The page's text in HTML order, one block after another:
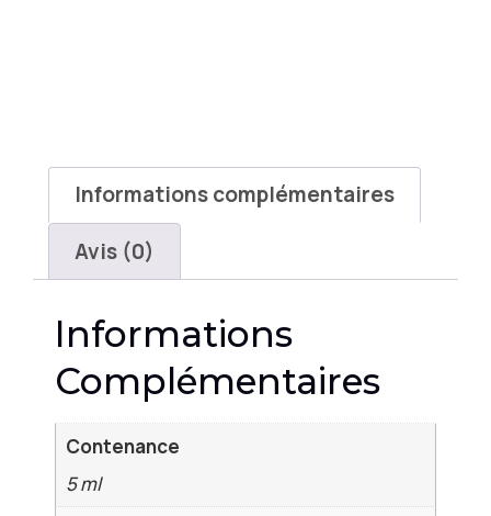
Informations complémentaires
Avis (0)
Informations
Complémentaires
Contenance
5 ml